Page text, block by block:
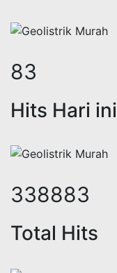
105
Hits Hari ini
434284
Total Hits